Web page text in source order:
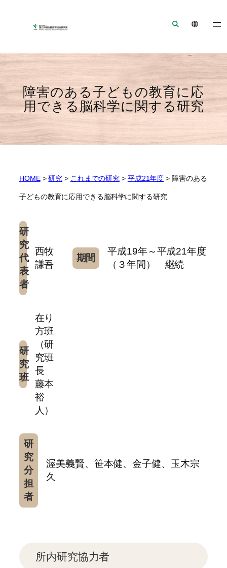
シ
ジ
ャ
ン
へ
ジ
へ
プ
障害のある子どもの教育に応
用できる脳科学に関する研究
HOME>研究 > これまでの研究 > 平成21年度 > 障害のある
子どもの教育に応用できる脳科学に関する研究
研
究
代
表
者
西牧
謙吾
期間
平成19年～平成21年度
（３年間） 継続
研
究
班
在り
方班
（研
究班
長
藤本
裕
人）
研
究
分
担
者
渥美義賢、笹本健、金子健、玉木宗
久
所内研究協力者